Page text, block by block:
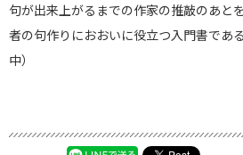
句が出来上がるまでの作家の推敲のあと
者の句作りにおおいに役立つ入門書であ
中）